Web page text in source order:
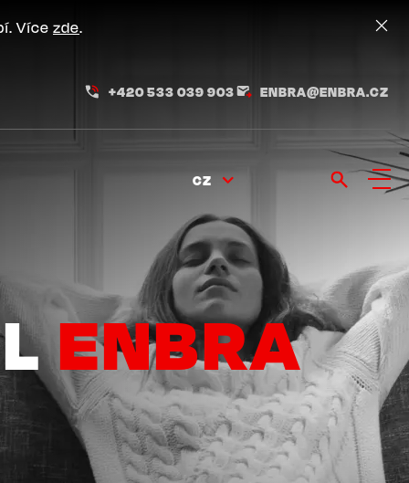
Více zde.
+420 533 039 903 ENBRA@ENBRA.CZ
CZ
ENBRA